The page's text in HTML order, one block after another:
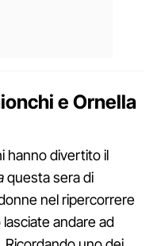
e Ornella
hanno divertito il
questa sera di
nel ripercorrere
andare ad